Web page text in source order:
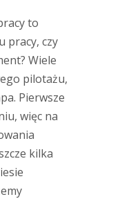
to
pracy, czy
Wiele
pilotażu,
Pierwsze
więc na
kilka